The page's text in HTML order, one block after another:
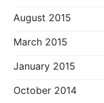
August 2015
March 2015
January 2015
October 2014